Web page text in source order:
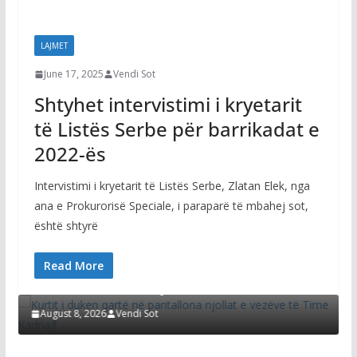
LAJMET
June 17, 2025 Vendi Sot
Shtyhet intervistimi i kryetarit
të Listës Serbe për barrikadat e
2022-ës
Intervistimi i kryetarit të Listës Serbe, Zlatan Elek, nga
ana e Prokurorisë Speciale, i paraparë të mbahej sot,
është shtyrë
Read More
Kurtit i duken qartë në pantallona njollat e
August 8, 2026 Vendi Sot